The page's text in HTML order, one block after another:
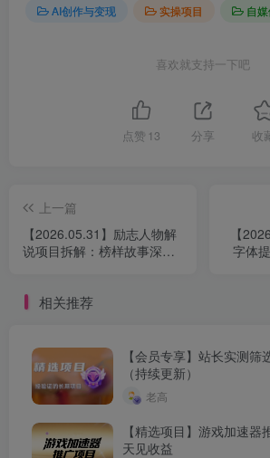
AI创作与变现 实操项目 自
喜欢就支持一下吧
点赞 13 分享 收
上一篇
【2026.05.31】励志人物解
说项目拆解：榜样故事深
【
字体
相关推荐
【会员专享】站长实测
（持续更新）
老高
【精选项目】游戏加速器
天见收益